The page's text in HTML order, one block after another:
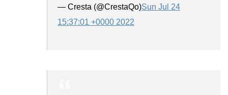
— Cresta (@CrestaQo)Sun Jul 24
15:37:01 +0000 2022